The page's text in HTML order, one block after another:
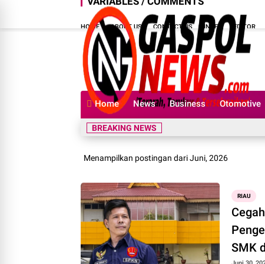
HOME ABOUT US CONTACT US INDEX EDITOR
Home News Business Otomotive
BREAKING NEWS
Menampilkan postingan dari Juni, 2026
RIAU
SMK